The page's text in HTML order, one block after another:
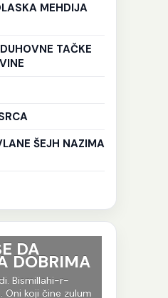
MEHDIJA
TAČKE
ŠEJH NAZIMA
DA
DOBRIMA
Bismillahi-r-
koji čine zulum